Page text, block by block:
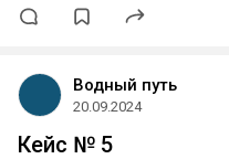
Водный путь
20.09.2024
Кейс № 5